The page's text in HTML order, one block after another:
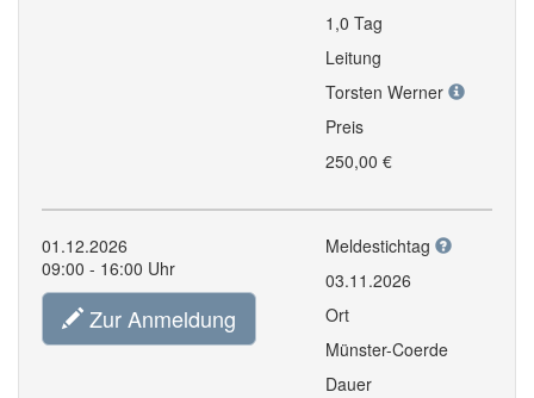
1,0 Tag
Leitung
Torsten Werner
Preis
250,00 €
01.12.2026
09:00 - 16:00 Uhr
Zur Anmeldung
Meldestichtag
03.11.2026
Ort
Münster-Coerde
Dauer